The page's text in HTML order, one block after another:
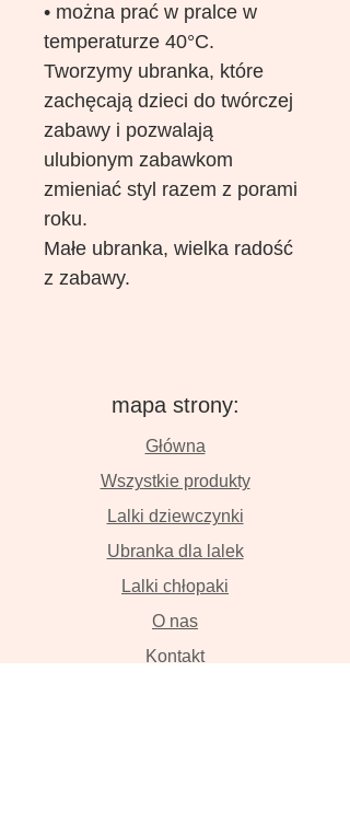
• można prać w pralce w
temperaturze 40°C.
Tworzymy ubranka, które
zachęcają dzieci do twórczej
zabawy i pozwalają
ulubionym zabawkom
zmieniać styl razem z porami
roku.
Małe ubranka, wielka radość
z zabawy.
mapa strony:
Główna
Wszystkie produkty
Lalki dziewczynki
Ubranka dla lalek
Lalki chłopaki
O nas
Kontakt